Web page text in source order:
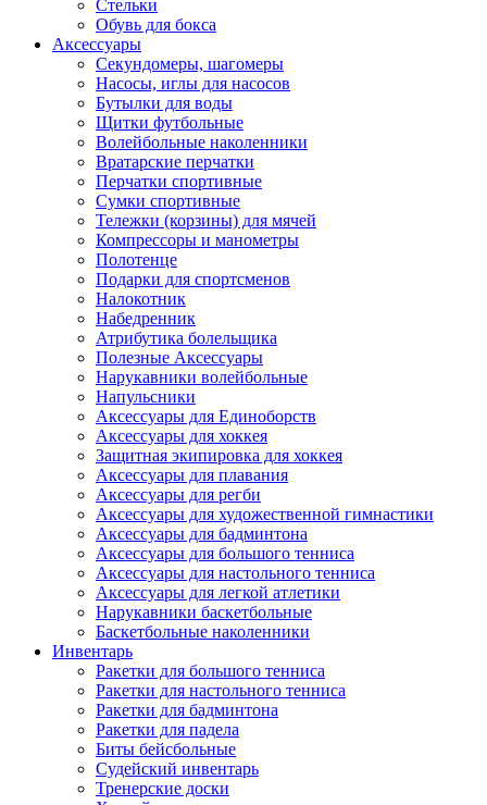
Стельки
Обувь для бокса
Аксессуары
Секундомеры, шагомеры
Насосы, иглы для насосов
Бутылки для воды
Щитки футбольные
Волейбольные наколенники
Вратарские перчатки
Перчатки спортивные
Сумки спортивные
Тележки (корзины) для мячей
Компрессоры и манометры
Полотенце
Подарки для спортсменов
Налокотник
Набедренник
Атрибутика болельщика
Полезные Аксессуары
Нарукавники волейбольные
Напульсники
Аксессуары для Единоборств
Аксессуары для хоккея
Защитная экипировка для хоккея
Аксессуары для плавания
Аксессуары для регби
Аксессуары для художественной гимнастики
Аксессуары для бадминтона
Аксессуары для большого тенниса
Аксессуары для настольного тенниса
Аксессуары для легкой атлетики
Нарукавники баскетбольные
Баскетбольные наколенники
Инвентарь
Ракетки для большого тенниса
Ракетки для настольного тенниса
Ракетки для бадминтона
Ракетки для падела
Биты бейсбольные
Судейский инвентарь
Тренерские доски